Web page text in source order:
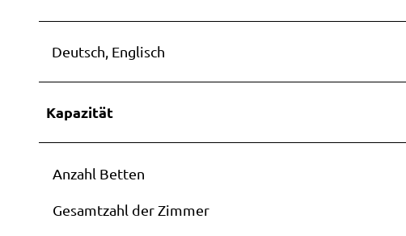
Deutsch, Englisch
Kapazität
Anzahl Betten
Gesamtzahl der Zimmer